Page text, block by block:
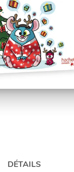
DÉTAILS